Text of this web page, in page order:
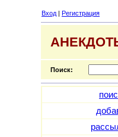
Вход | Регистрация
Поиск: